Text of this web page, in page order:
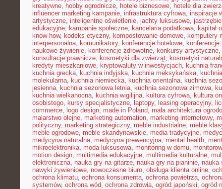
kreatywne, hobby ogrodnicze, hotele biznesowe, hotele dla
influencer marketing kampanie, infrastruktura cyfrowa, inspiracje
artystyczne, inteligentne oświetlenie, jachty luksusowe,
edukacyjne, kampanie społeczne, kancelaria podatkowa, kapitał
know-how, kodeks etyczny, kompostowanie domowe, komputery
interpersonalna, komunikatory, konferencje hotelowe, konferencje
naukowe żywienie, konferencje zdrowotne, konkursy artystyczne,
konsultacje prawnicze, kosmetyki dla zwierząt, kosmetyki
kredyty mieszkaniowe, kryptowaluty w inwestycjach, kuchnia
kuchnia grecka, kuchnia indyjska, kuchnia meksykańska,
molekularna, kuchnia niemiecka, kuchnia orientalna, kuchnia
jesienna, kuchnia sezonowa letnia, kuchnia sezonowa zimowa,
kuchnia wielkanocna, kuchnia wigilijna, kultura cyfrowa, kultura
osobistego, kursy specjalistyczne, laptopy, leasing operacyjny,
commerce, logo design, made in Poland, mała architektura
malarstwo olejne, marketing automation, marketing internetowy,
polityczny, marketing strategiczny, meble industrialne, meble
meble ogrodowe, meble skandynawskie, media tradycyjne,
medycyna naturalna, medycyna prewencyjna, mental health,
mikroelektronika, moda luksusowa, monitoring w domu,
motion design, multimedia edukacyjne, multimedia kulturalne,
elektroniczna, nauka gry na gitarze, nauka gry na pianinie, nauka
nawyki żywieniowe, nowoczesne biuro, obsługa klienta online,
ochrona klimatu, ochrona konsumenta, ochrona powietrza,
systemów, ochrona wód, ochrona zdrowia, ogród japoński, ogród